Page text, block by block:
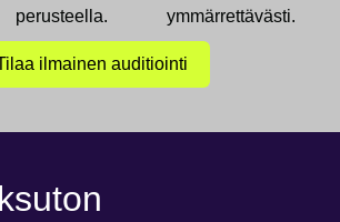
perusteella.
ymmärrettävästi.
ilmainen auditiointi